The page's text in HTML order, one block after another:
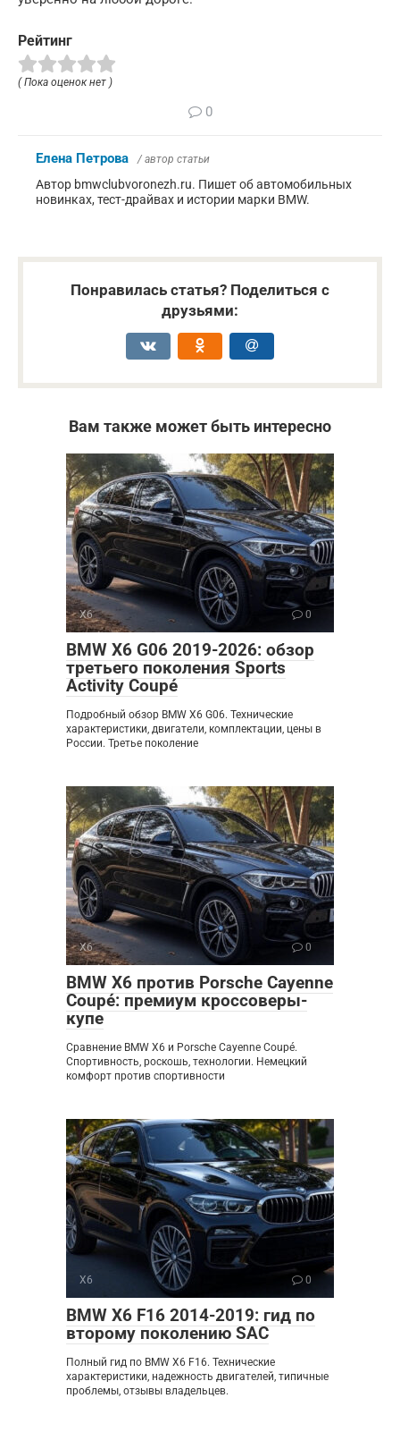
Рейтинг
( Пока оценок нет )
0
Елена Петрова / автор статьи
Автор bmwclubvoronezh.ru. Пишет об автомобильных
новинках, тест-драйвах и истории марки BMW.
Понравилась статья? Поделиться с
друзьями:
Вам также может быть интересно
X6 0
BMW X6 G06 2019-2026: обзор
третьего поколения Sports
Activity Coupé
Подробный обзор BMW X6 G06. Технические
характеристики, двигатели, комплектации, цены в
России. Третье поколение
X6 0
BMW X6 против Porsche Cayenne
Coupé: премиум кроссоверы-
купе
Сравнение BMW X6 и Porsche Cayenne Coupé.
Спортивность, роскошь, технологии. Немецкий
комфорт против спортивности
X6 0
BMW X6 F16 2014-2019: гид по
второму поколению SAC
Полный гид по BMW X6 F16. Технические
характеристики, надежность двигателей, типичные
проблемы, отзывы владельцев.